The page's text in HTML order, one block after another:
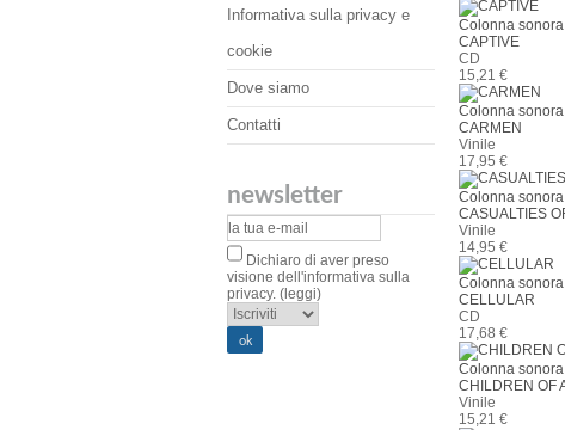
Informativa sulla privacy e
cookie
Dove siamo
Contatti
newsletter
Dichiaro di aver preso
visione dell'informativa sulla
privacy. (leggi)
Colonna sonora
CAPTIVE
CD
15,21 €
Colonna sonora
CARMEN
Vinile
17,95 €
Colonna sonora
CASUALTIES
Vinile
14,95 €
Colonna sonora
CELLULAR
CD
17,68 €
Colonna sonora
CHILDREN OF
Vinile
15,21 €